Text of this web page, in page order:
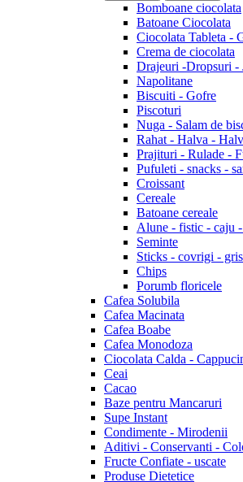
Bomboane ciocolata
Batoane Ciocolata
Ciocolata Tableta -
Crema de ciocolata
Drajeuri -Dropsuri -
Napolitane
Biscuiti - Gofre
Piscoturi
Nuga - Salam de
Rahat - Halva -
Prajituri - Rulade -
Pufuleti - snacks -
Croissant
Cereale
Batoane cereale
Alune - fistic - caju
Seminte
Sticks - covrigi -
Chips
Porumb floricele
Cafea Solubila
Cafea Macinata
Cafea Boabe
Cafea Monodoza
Ciocolata Calda -
Ceai
Cacao
Baze pentru Mancaruri
Supe Instant
Condimente - Mirodenii
Aditivi - Conservanti -
Fructe Confiate - uscate
Produse Dietetice